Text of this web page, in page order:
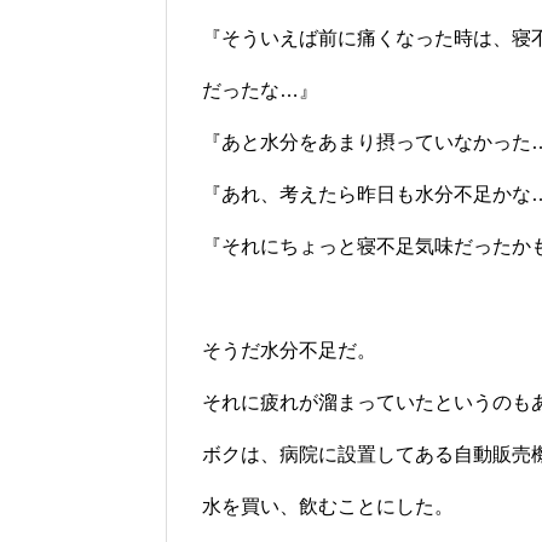
『そういえば前に痛くなった時は、寝
だったな…』
『あと水分をあまり摂っていなかった
『あれ、考えたら昨日も水分不足かな
『それにちょっと寝不足気味だったか
そうだ水分不足だ。
それに疲れが溜まっていたというのも
ボクは、病院に設置してある自動販売
水を買い、飲むことにした。